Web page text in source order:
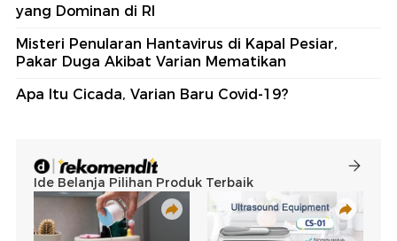
yang Dominan di RI
Misteri Penularan Hantavirus di Kapal Pesiar,
Pakar Duga Akibat Varian Mematikan
Apa Itu Cicada, Varian Baru Covid-19?